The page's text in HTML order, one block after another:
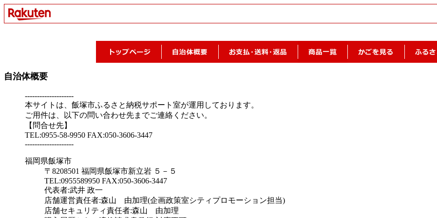
自治体概要
--------------------
本サイトは、飯塚市ふるさと納税サポート室が運用しております。
ご用件は、以下の問い合わせ先までご連絡ください。
【問合せ先】
TEL:0955-58-9950 FAX:050-3606-3447
--------------------
福岡県飯塚市
〒8208501 福岡県飯塚市新立岩 ５－５
TEL:0955589950 FAX:050-3606-3447
代表者:武井 政一
店舗運営責任者:森山 由加理(企画政策室シティプロモーション担当)
店舗セキュリティ責任者:森山 由加理